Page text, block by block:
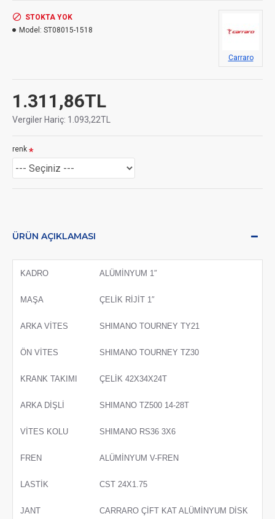
1.311,86TL
Vergiler Hariç: 1.093,22TL
STOKTA YOK
Model: ST08015-1518
Carraro
renk
ÜRÜN AÇIKLAMASI
KADRO ALÜMİNYUM 1″
MAŞA ÇELİK RİJİT 1″
ARKA VİTES SHIMANO TOURNEY TY21
ÖN VİTES SHIMANO TOURNEY TZ30
KRANK TAKIMI ÇELİK 42X34X24T
ARKA DİŞLİ SHIMANO TZ500 14-28T
VİTES KOLU SHIMANO RS36 3X6
FREN ALÜMİNYUM V-FREN
LASTİK CST 24X1.75
JANT CARRARO ÇİFT KAT ALÜMİNYUM DİSK